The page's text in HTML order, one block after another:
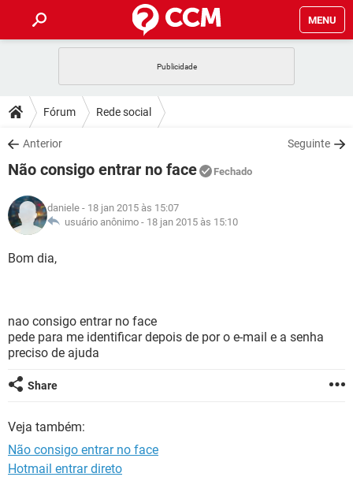
MENU
CELULAR
OUTLOOK
INSTAGRAM GMAIL
GUIA DE COMPRAS
DICAS
JOGOS
INSTAGRAM
GUIA DE COMPRAS
DOWNLOADS
JOGOS WHATSAPP
CELULAR
OUTLOOK EXCEL
INSTAGRAM
JOGOS
CELULAR
OUTLOOK
GUIA DE COMPRAS
GLOSSÁRIO
JOGOS
INSTAGRAM GMAIL
GUIA DE COMPRAS
Fórum Rede social
Anterior Seguinte
Não consigo entrar no face Fechado
daniele - 18 jan 2015 às 15:07
usuário anônimo - 18 jan 2015 às 15:10
Bom dia,
nao consigo entrar no face
pede para me identificar depois de por o e-mail e a senha
preciso de ajuda
Share
Veja também:
Não consigo entrar no face
Hotmail entrar direto